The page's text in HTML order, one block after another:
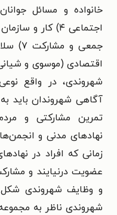
شهروندی، در واقع
آگاهی شهروندان باید
تمرین مشارکتی و
نهادهای مدنی و
زمانی که افراد در
عضویت درنیایند و
و وظایف شهروندی
شهروندی ناظر به